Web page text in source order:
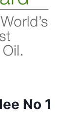
No 1